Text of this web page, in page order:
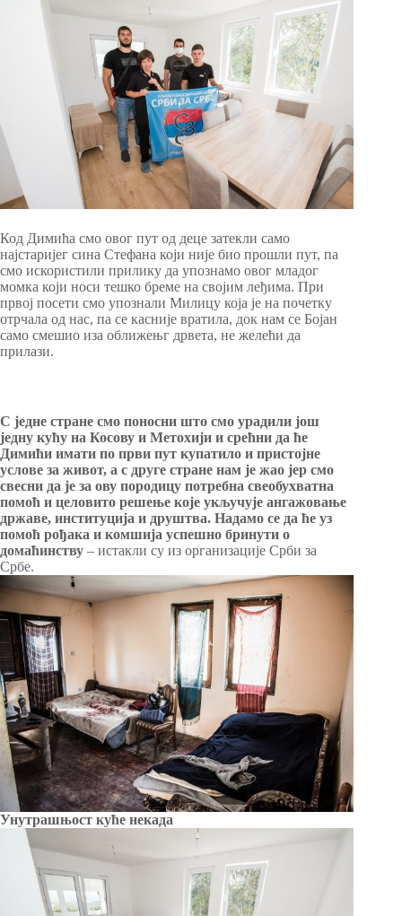
Код Димића смо овог пут од деце затекли само
најстаријег сина Стефана који није био прошли пут, па
смо искористили прилику да упознамо овог младог
момка који носи тешко бреме на својим леђима. При
првој посети смо упознали Милицу која је на почетку
отрчала од нас, па се касније вратила, док нам се Бојан
само смешио иза оближењг дрвета, не желећи да
прилази.
С једне стране смо поносни што смо урадили још
једну кућу на Косову и Метохији и срећни да ће
Димићи имати по први пут купатило и пристојне
услове за живот, а с друге стране нам је жао јер смо
свесни да је за ову породицу потребна свеобухватна
помоћ и целовито решење које укључује ангажовање
државе, институција и друштва. Надамо се да ће уз
помоћ рођака и комшија успешно бринути о
домаћинству – истакли су из организације Срби за
Србе.
Унутрашњост куће некада